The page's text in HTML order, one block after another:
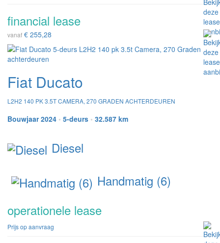
financial lease
vanaf € 255,28
Fiat Ducato
L2H2 140 PK 3.5T CAMERA, 270 GRADEN ACHTERDEUREN
Bouwjaar 2024 • 5-deurs • 32.587 km
Diesel
Handmatig (6)
operationele lease
Prijs op aanvraag